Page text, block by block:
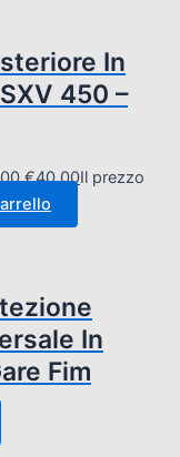
In
450 –
€40,00Il prezzo
In
Fim